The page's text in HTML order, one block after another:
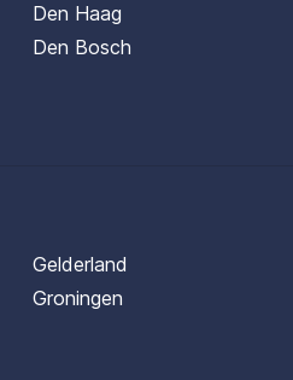
Den Haag
Den Bosch
Gelderland
Groningen